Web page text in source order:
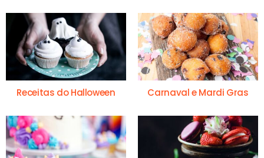
Receitas do Halloween Carnaval e Mardi Gras